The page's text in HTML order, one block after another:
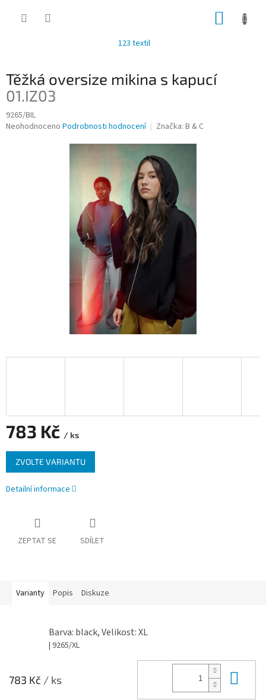
123 textil
Těžká oversize mikina s kapucí
01.IZ03
9265/BIL
Průměrné
Neohodnoceno Podrobnosti hodnocení Značka: B & C
783 Kč / ks
Měrná
cena:
ZVOLTE VARIANTU
Detailní informace
ZEPTAT SE SDÍLET
Varianty Popis Diskuze
Barva: black, Velikost: XL
| 9265/XL
783 Kč / ks